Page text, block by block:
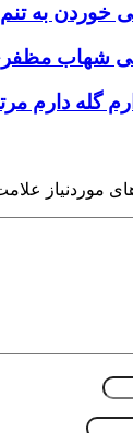
خوردن به
شهاب مظفری
گله دارم
موردنیاز